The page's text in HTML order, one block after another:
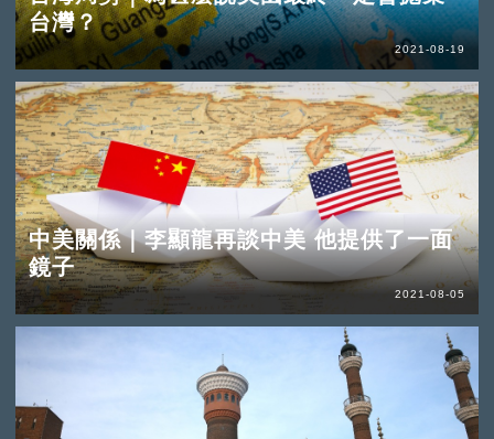
台灣？
2021-08-19
中美關係｜李顯龍再談中美 他提供了一面
鏡子
2021-08-05